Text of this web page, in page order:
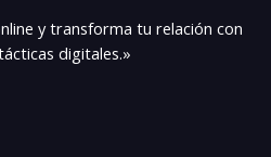
y transforma tu relación con
digitales.»